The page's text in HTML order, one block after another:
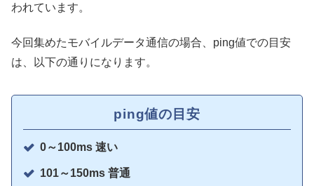
われています。
今回集めたモバイルデータ通信の場合、ping値での目安
は、以下の通りになります。
ping値の目安
0～100ms 速い
101～150ms 普通